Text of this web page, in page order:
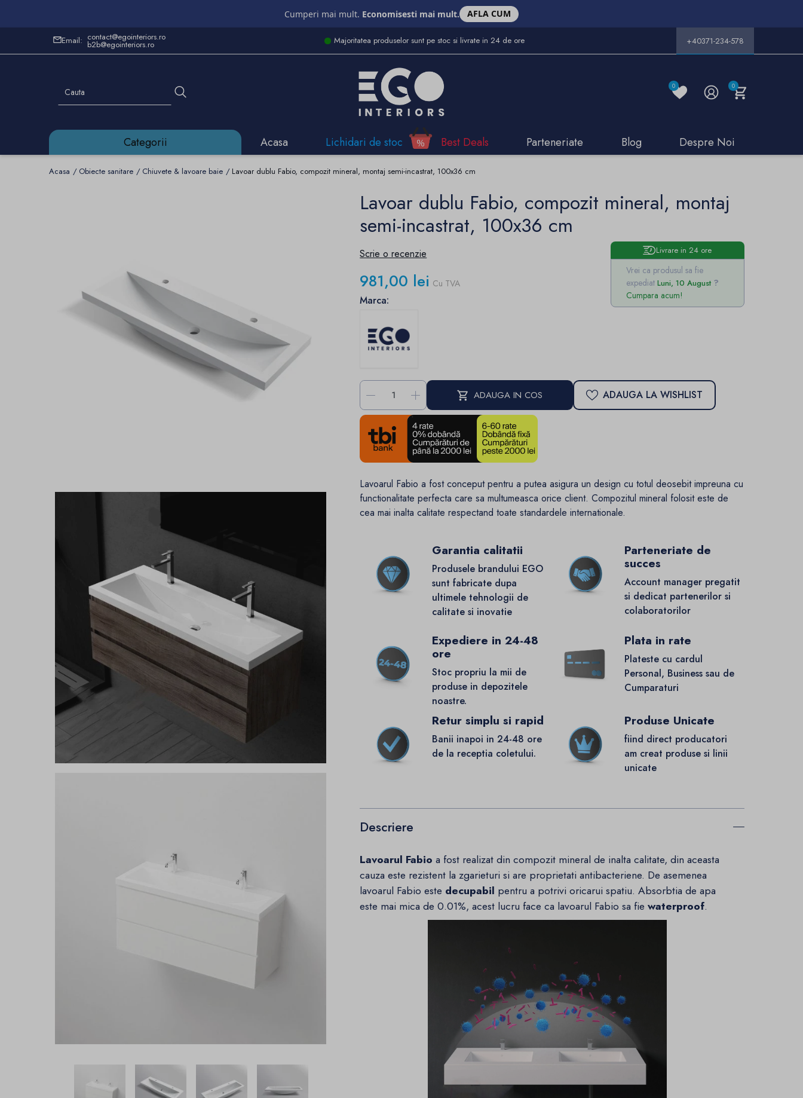
Cumperi mai mult. Economisesti mai mult. AFLA CUM
Email: contact@egointeriors.ro
b2b@egointeriors.ro Majoritatea produselor sunt pe stoc si livrate in 24 de ore +40371-234-578
0 0
Categorii Acasa Lichidari de stoc Best Deals Parteneriate Blog Despre Noi
Acasa Obiecte sanitare Chiuvete & lavoare baie Lavoar dublu Fabio, compozit mineral, montaj semi-incastrat, 100x36 cm
Lavoar dublu Fabio, compozit mineral, montaj
semi-incastrat, 100x36 cm
Livrare in 24 ore
Vrei ca produsul sa fie
expediat Luni, 10 August
Cumpara acum!
Scrie o recenzie
981,00 lei Cu TVA
Marca:
- + ADAUGA IN COS ADAUGA LA WISHLIST
Lavoarul Fabio a fost conceput pentru a putea asigura un design cu totul deosebit impreuna cu
functionalitate perfecta care sa multumeasca orice client. Compozitul mineral folosit este de
cea mai inalta calitate respectand toate standardele internationale.
Garantia calitatii
Produsele brandului EGO
sunt fabricate dupa
ultimele tehnologii de
calitate si inovatie
Parteneriate de
succes
Account manager pregatit
si dedicat partenerilor si
colaboratorilor
Expediere in 24-48
ore
Stoc propriu la mii de
produse in depozitele
noastre.
Plata in rate
Plateste cu cardul
Personal, Business sau de
Cumparaturi
Retur simplu si rapid
Banii inapoi in 24-48 ore
de la receptia coletului.
Produse Unicate
fiind direct producatori
am creat produse si linii
unicate
Descriere
Lavoarul Fabioa fost realizat din compozit mineral de inalta calitate, din aceasta
cauza este rezistent la zgarieturi si are proprietati antibacteriene. De asemenea
lavoarul Fabio este decupabil pentru a potrivi oricarui spatiu. Absorbtia de apa
este mai mica de 0.01%, acest lucru face ca lavoarul Fabio sa fiewaterproof.